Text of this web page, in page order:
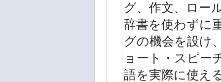
グ、作文、ロー
辞書を使わずに
グの機会を設け
ョート・スピー
語を実際に使え